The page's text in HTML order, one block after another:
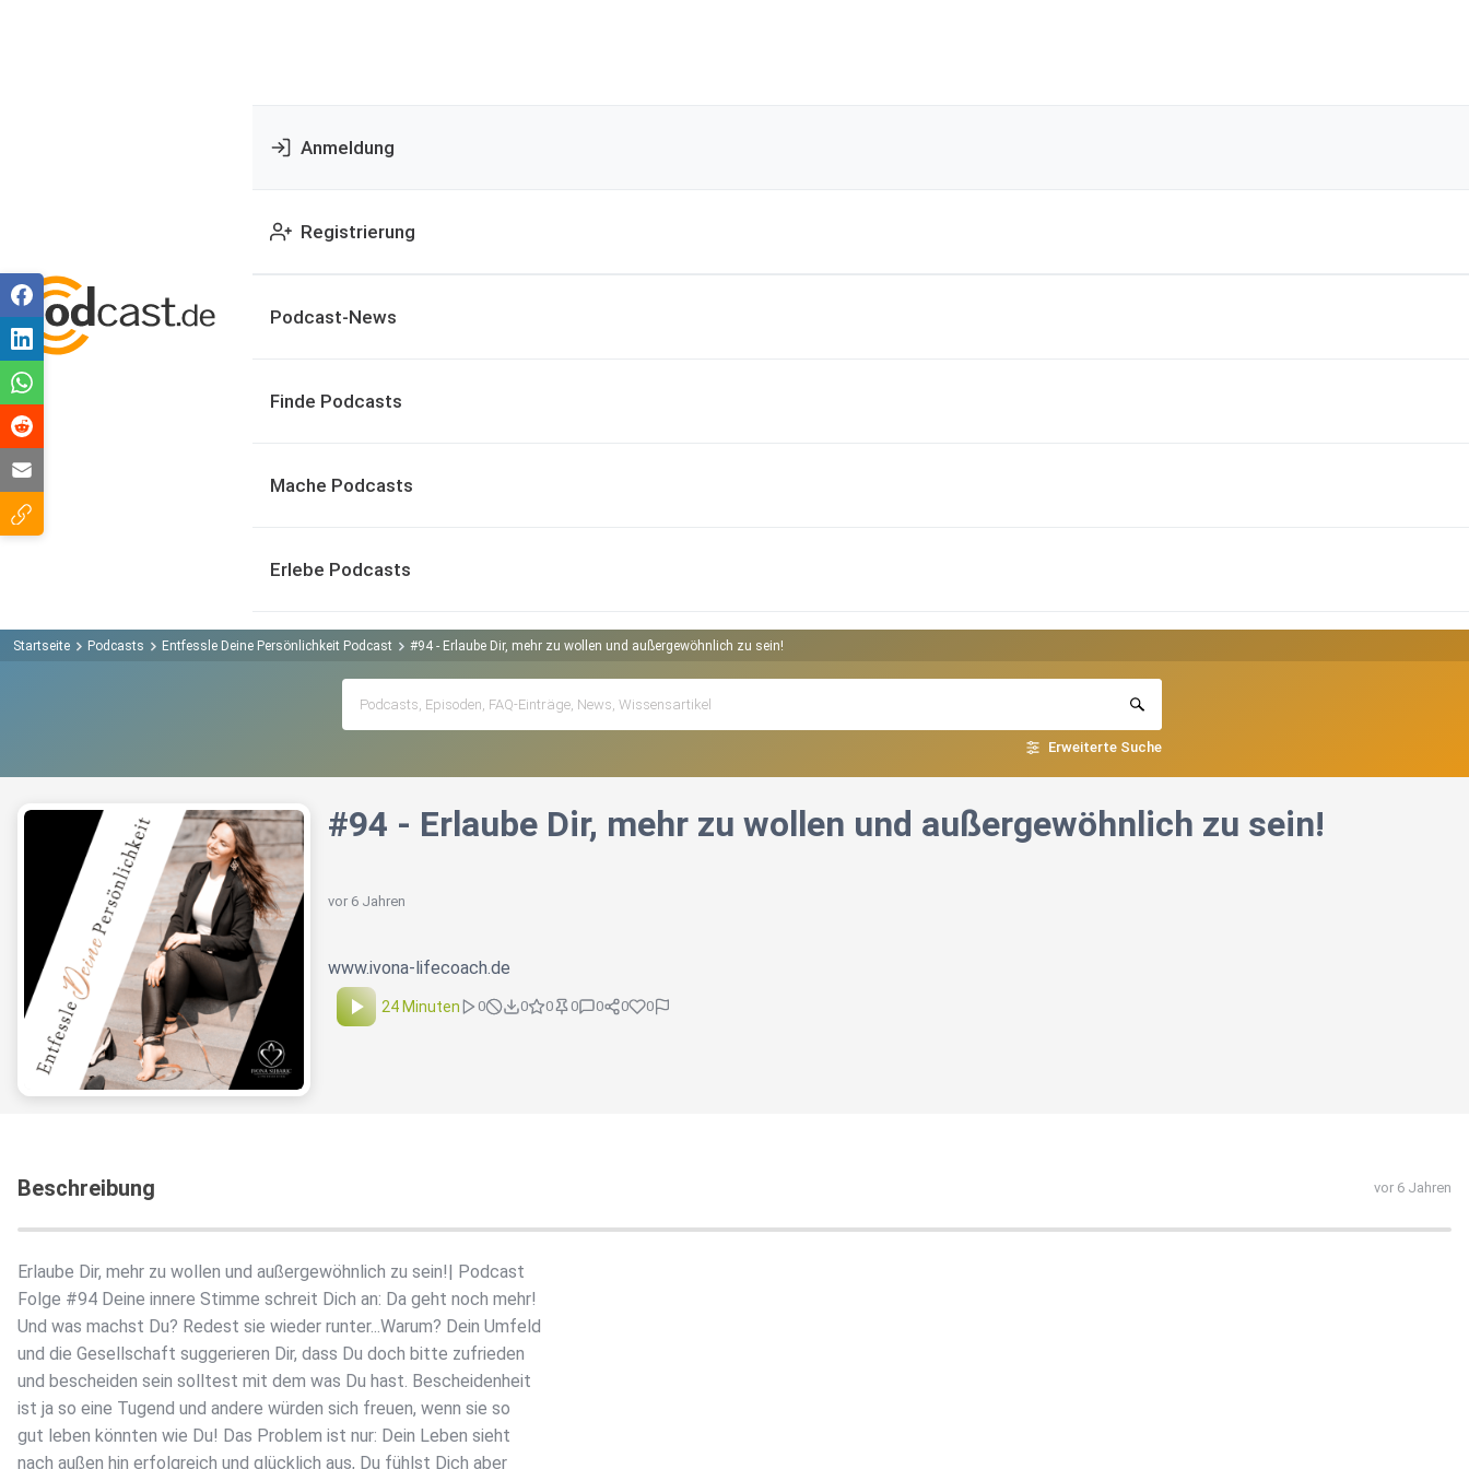
Anmeldung
Registrierung
Podcast-News
Finde Podcasts
Mache Podcasts
Erlebe Podcasts
Startseite Podcasts Entfessle Deine Persönlichkeit Podcast #94 - Erlaube Dir, mehr zu wollen und außergewöhnlich zu sein!️
Erweiterte Suche
#94 - Erlaube Dir, mehr zu wollen und außergewöhnlich zu sein!️
vor 6 Jahren
www.ivona-lifecoach.de
24 Minuten 0 0 0 0 0 0 0
Beschreibung vor 6 Jahren
Erlaube Dir, mehr zu wollen und außergewöhnlich zu sein!️| Podcast
Folge #94 Deine innere Stimme schreit Dich an: Da geht noch mehr!
Und was machst Du? Redest sie wieder runter...Warum? Dein Umfeld
und die Gesellschaft suggerieren Dir, dass Du doch bitte zufrieden
und bescheiden sein solltest mit dem was Du hast. Bescheidenheit
ist ja so eine Tugend und andere würden sich freuen, wenn sie so
gut leben könnten wie Du! Das Problem ist nur: Dein Leben sieht
nach außen hin erfolgreich und glücklich aus, Du fühlst Dich aber